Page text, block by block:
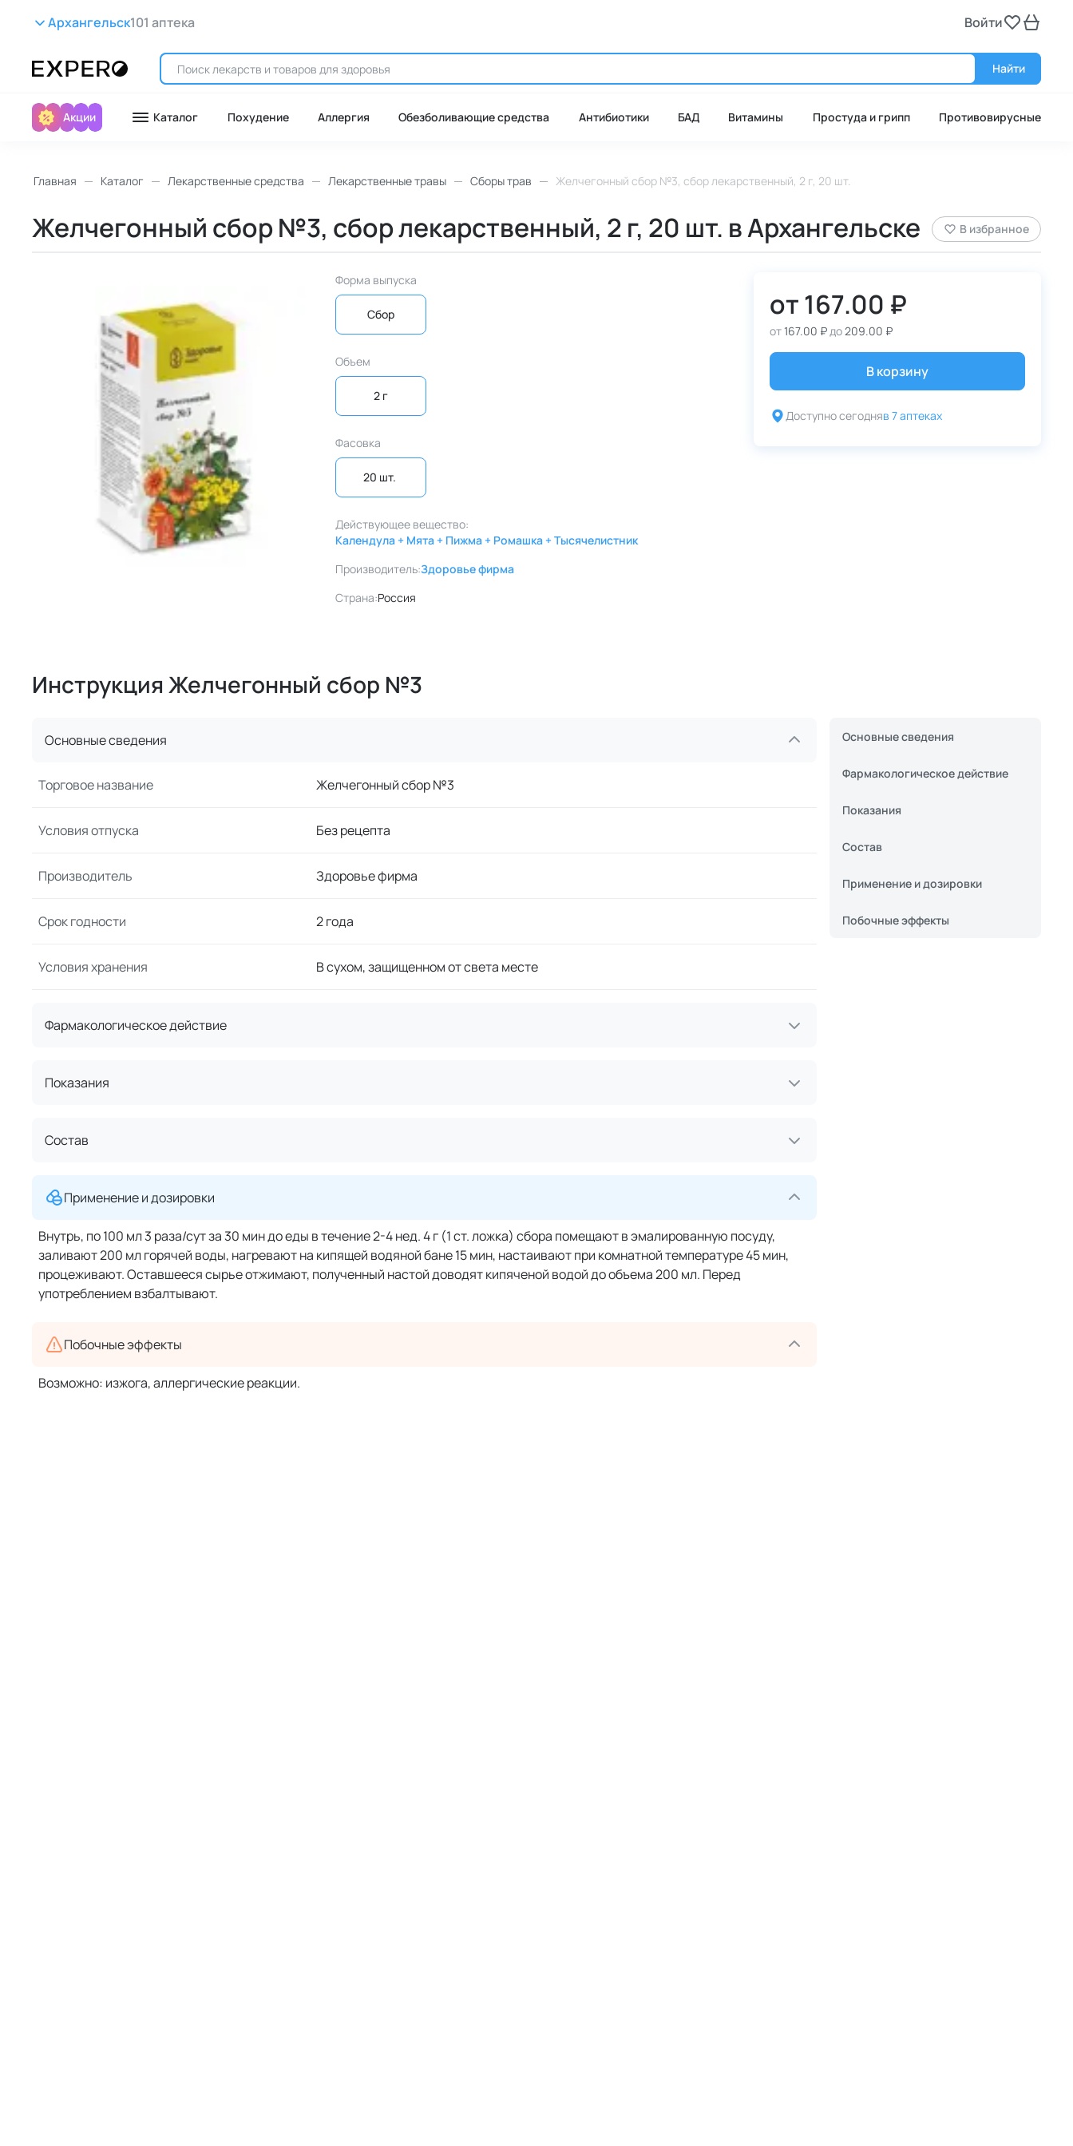
Архангельск101 аптека Войти
Найти
Акции Каталог Похудение Аллергия Обезболивающие средства Антибиотики БАД Витамины Простуда и грипп Противовирусные
Главная Каталог Лекарственные средства Лекарственные травы Сборы трав Желчегонный сбор №3, сбор лекарственный, 2 г, 20 шт.
Желчегонный сбор №3, сбор лекарственный, 2 г, 20 шт. в Архангельске В избранное
Форма выпуска
Сбор
Объем
2 г
Фасовка
20 шт.
Действующее вещество:
Календула + Мята + Пижма + Ромашка + Тысячелистник
Производитель:Здоровье фирма
Страна:Россия
от 167.00 ₽
от167.00 ₽до209.00 ₽
В корзину
Доступно сегодняв 7 аптеках
Инструкция Желчегонный сбор №3
Основные сведения
Торговое название Желчегонный сбор №3
Условия отпуска Без рецепта
Производитель Здоровье фирма
Срок годности 2 года
Условия хранения В сухом, защищенном от света месте
Фармакологическое действие
Показания
Состав
Применение и дозировки
Внутрь, по 100 мл 3 раза/сут за 30 мин до еды в течение 2-4 нед. 4 г (1 ст. ложка) сбора помещают в эмалированную посуду,
заливают 200 мл горячей воды, нагревают на кипящей водяной бане 15 мин, настаивают при комнатной температуре 45 мин,
процеживают. Оставшееся сырье отжимают, полученный настой доводят кипяченой водой до объема 200 мл. Перед
употреблением взбалтывают.
Побочные эффекты
Возможно: изжога, аллергические реакции.
Основные сведения
Фармакологическое действие
Показания
Состав
Применение и дозировки
Побочные эффекты